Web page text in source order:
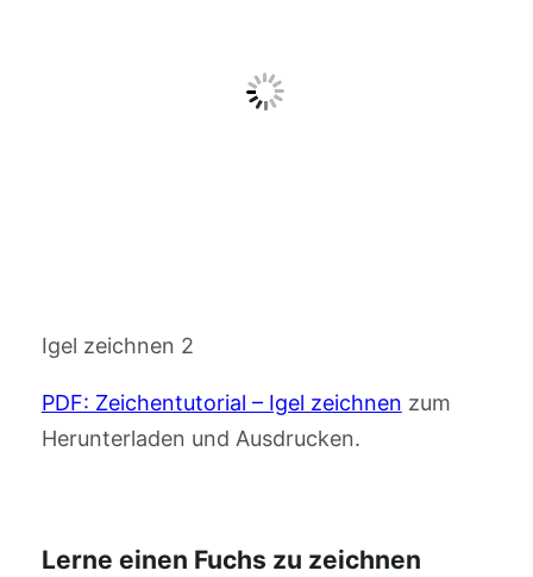
Igel zeichnen 2
PDF: Zeichentutorial – Igel zeichnen zum
Herunterladen und Ausdrucken.
Lerne einen Fuchs zu zeichnen